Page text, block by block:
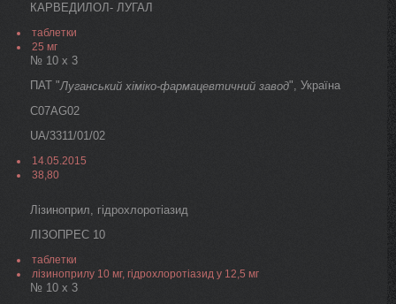
КАРВЕДИЛОЛ- ЛУГАЛ
таблетки
25 мг
№ 10 х 3
ПАТ "Луганський хіміко-фармацевтичний завод", Україна
C07AG02
UA/3311/01/02
14.05.2015
38,80
Лізиноприл, гідрохлоротіазид
ЛІЗОПРЕС 10
таблетки
лізиноприлу 10 мг, гідрохлоротіазид у 12,5 мг
№ 10 х 3